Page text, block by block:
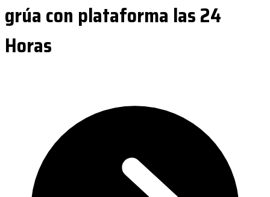
grúa con plataforma las 24
Horas